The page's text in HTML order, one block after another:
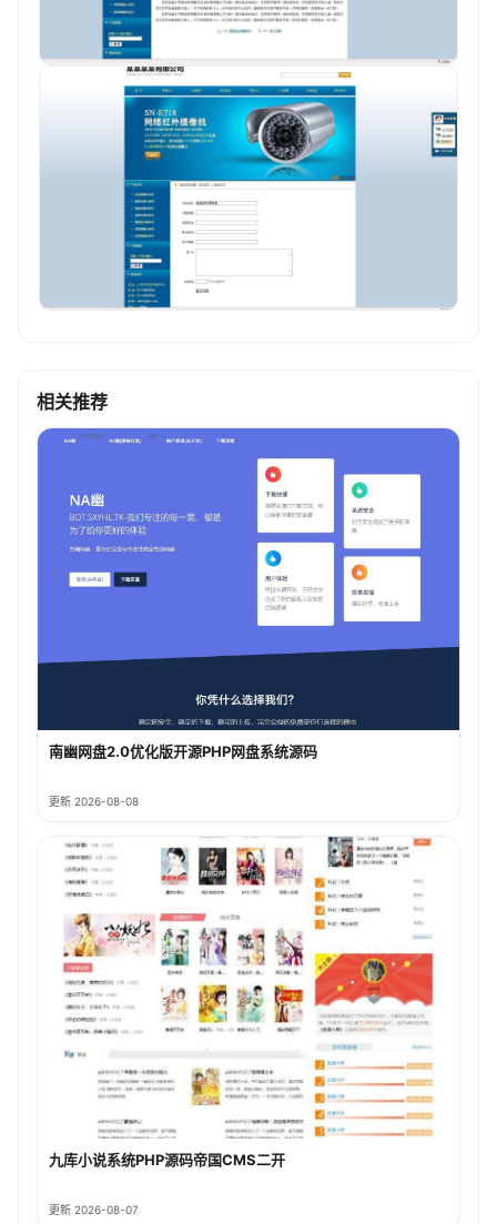
相关推荐
南幽网盘2.0优化版开源PHP网盘系统源码
更新 2026-08-08
九库小说系统PHP源码帝国CMS二开
更新 2026-08-07